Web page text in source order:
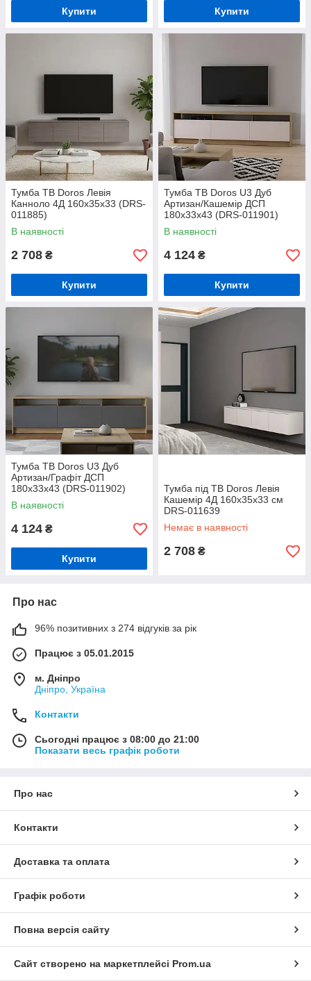
Купити Купити
Тумба ТВ Doros Левія
Канноло 4Д 160х35х33 (DRS-
011885)
В наявності
2 708 ₴
Купити
Тумба ТВ Doros U3 Дуб
Артизан/Кашемір ДСП
180х33х43 (DRS-011901)
В наявності
4 124 ₴
Купити
Тумба ТВ Doros U3 Дуб
Артизан/Графіт ДСП
180х33х43 (DRS-011902)
В наявності
4 124 ₴
Купити
Тумба під ТВ Doros Левія
Кашемір 4Д 160х35х33 см
DRS-011639
Немає в наявності
2 708 ₴
Про нас
96% позитивних з 274 відгуків за рік
Працює з 05.01.2015
м. Дніпро
Дніпро, Україна
Контакти
Сьогодні працює з 08:00 до 21:00
Показати весь графік роботи
Про нас
Контакти
Доставка та оплата
Графік роботи
Повна версія сайту
Сайт створено на маркетплейсі Prom.ua